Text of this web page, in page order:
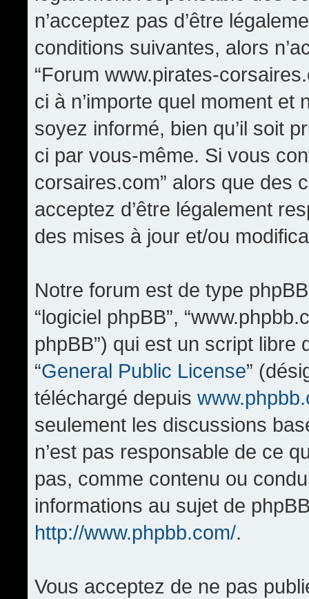
n’acceptez pas d’être
conditions suivantes, alors
“Forum www.pirates-
ci à n’importe quel moment
soyez informé, bien qu’il soit
ci par vous-même. Si vous
corsaires.com” alors que des
acceptez d’être légalement
des mises à jour et/ou
Notre forum est de type phpBB
“logiciel phpBB”,
phpBB”) qui est un script
“General Public License”
téléchargé depuis
seulement les discussions
n’est pas responsable de ce
pas, comme contenu ou
informations au sujet de
http://www.phpbb.com/.
Vous acceptez de ne pas